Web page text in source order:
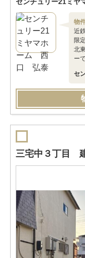
物
近
限
北
ー
セ
三宅中３丁目